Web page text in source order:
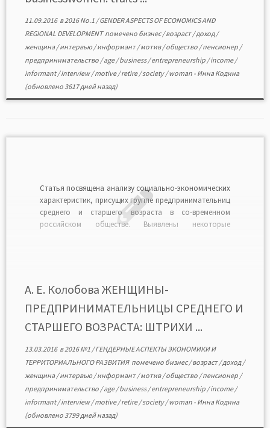
11.09.2016в2016 No.1 /GENDER ASPECTS OF ECONOMICS AND
REGIONAL DEVELOPMENTпомечено бизнес/возраст/доход/
женщина/интервью /информант/мотив/общество /пенсионер /
предпринимательство /age/business/entrepreneurship /income/
informant/interview/motive/retire/society/woman - Инна Кодина
(обновлено 3617 дней назад)
Статья посвящена анализу социально-экономических
характеристик, присущих группе предпринимательниц
среднего и старшего возраста в со-временном
российском обществе. Выявлены некоторые
основано на результатах авторского исследования
(методом глубинного интервью), проведенного в г.
Саратове в период 2008—2014 […]
А. Е. Колобова ЖЕНЩИНЫ-
ПРЕДПРИНИМАТЕЛЬНИЦЫ СРЕДНЕГО И
СТАРШЕГО ВОЗРАСТА: ШТРИХИ ...
13.03.2016в2016 №1 /ГЕНДЕРНЫЕ АСПЕКТЫ ЭКОНОМИКИ И
ТЕРРИТОРИАЛЬНОГО РАЗВИТИЯ помечено бизнес/возраст/доход/
женщина/интервью /информант/мотив/общество /пенсионер /
предпринимательство /age/business/entrepreneurship /income/
informant/interview/motive/retire/society/woman - Инна Кодина
(обновлено 3799 дней назад)